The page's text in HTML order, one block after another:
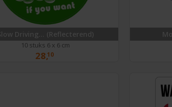
Driving… (Reflecterend)
10 stuks 6 x 6 cm
28,10